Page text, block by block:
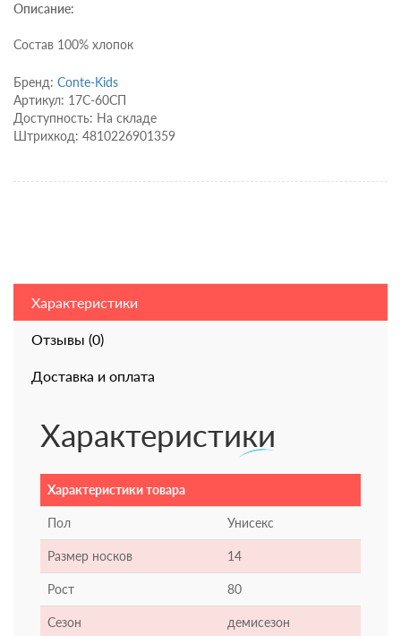
Описание:
Состав 100% хлопок
Бренд: Conte-Kids
Артикул: 17С-60СП
Доступность: На складе
Штрихкод: 4810226901359
Характеристики
Отзывы (0)
Доставка и оплата
Характеристики
Характеристики товара
Пол Унисекс
Размер носков 14
Рост 80
Сезон демисезон